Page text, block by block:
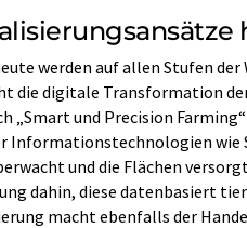
werden auf allen Stufen
die digitale Transformation
„Smart und Precision
Informationstechnologien wie
und die Flächen
dahin, diese datenbasiert
macht ebenfalls der